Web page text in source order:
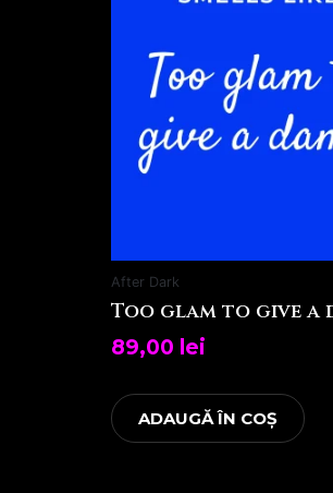
After Dark
Too glam to give a
89,00 lei
ADAUGĂ ÎN COȘ